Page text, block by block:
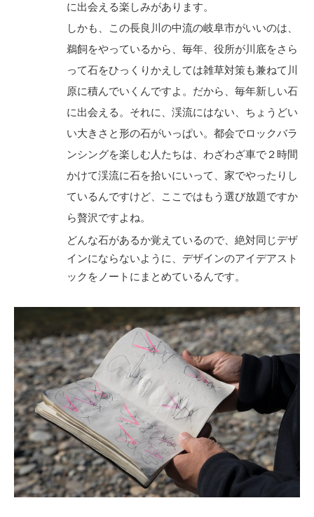
に出会える楽しみがあります。
しかも、この長良川の中流の岐阜市がいいのは、
鵜飼をやっているから、毎年、役所が川底をさら
って石をひっくりかえしては雑草対策も兼ねて川
原に積んでいくんですよ。だから、毎年新しい石
に出会える。それに、渓流にはない、ちょうどい
い大きさと形の石がいっぱい。都会でロックバラ
ンシングを楽しむ人たちは、わざわざ車で２時間
かけて渓流に石を拾いにいって、家でやったりし
ているんですけど、ここではもう選び放題ですか
ら贅沢ですよね。
どんな石があるか覚えているので、絶対同じデザ
インにならないように、デザインのアイデアスト
ックをノートにまとめているんです。